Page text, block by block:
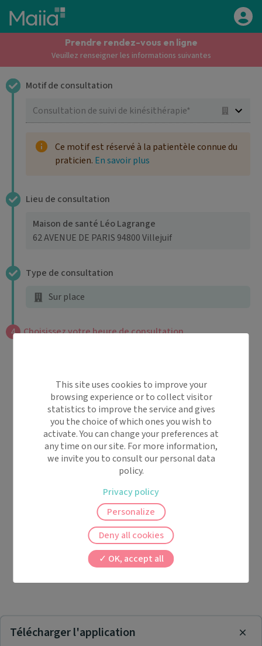
Aller au contenu principal
Prendre rendez-vous en ligne
Veuillez renseigner les informations suivantes
4
Motif de consultation
Consultation de suivi de kinésithérapie*
Ce motif est réservé à la patientèle connue du
praticien. En savoir plus
4
Lieu de consultation
Maison de santé Léo Lagrange
62 AVENUE DE PARIS 94800 Villejuif
4
Type de consultation
Sur place
4 Choisissez votre heure de consultation
RDV en ligne indisponible
-
-
-
-
-
-
-
-
-
-
Télécharger l'application
This site uses cookies to improve your
browsing experience or to collect visitor
statistics to improve the service and gives
you the choice of which ones you wish to
activate. You can change your preferences at
any time on our site. For more information,
we invite you to consult our personal data
policy.
OK, accept all
Deny all cookies
Personalize
Privacy policy